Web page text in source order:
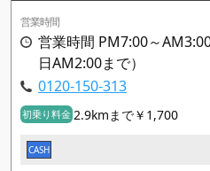
営業時間
営業時間 PM7:00～
日AM2:00まで）
0120-150-313
初乗り料金 2.9kmまで￥1,700
CASH